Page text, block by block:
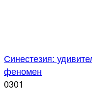
Синестезия:
феномен
0301